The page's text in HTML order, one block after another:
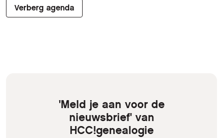
Verberg agenda
'Meld je aan voor de
nieuwsbrief' van
HCC!genealogie